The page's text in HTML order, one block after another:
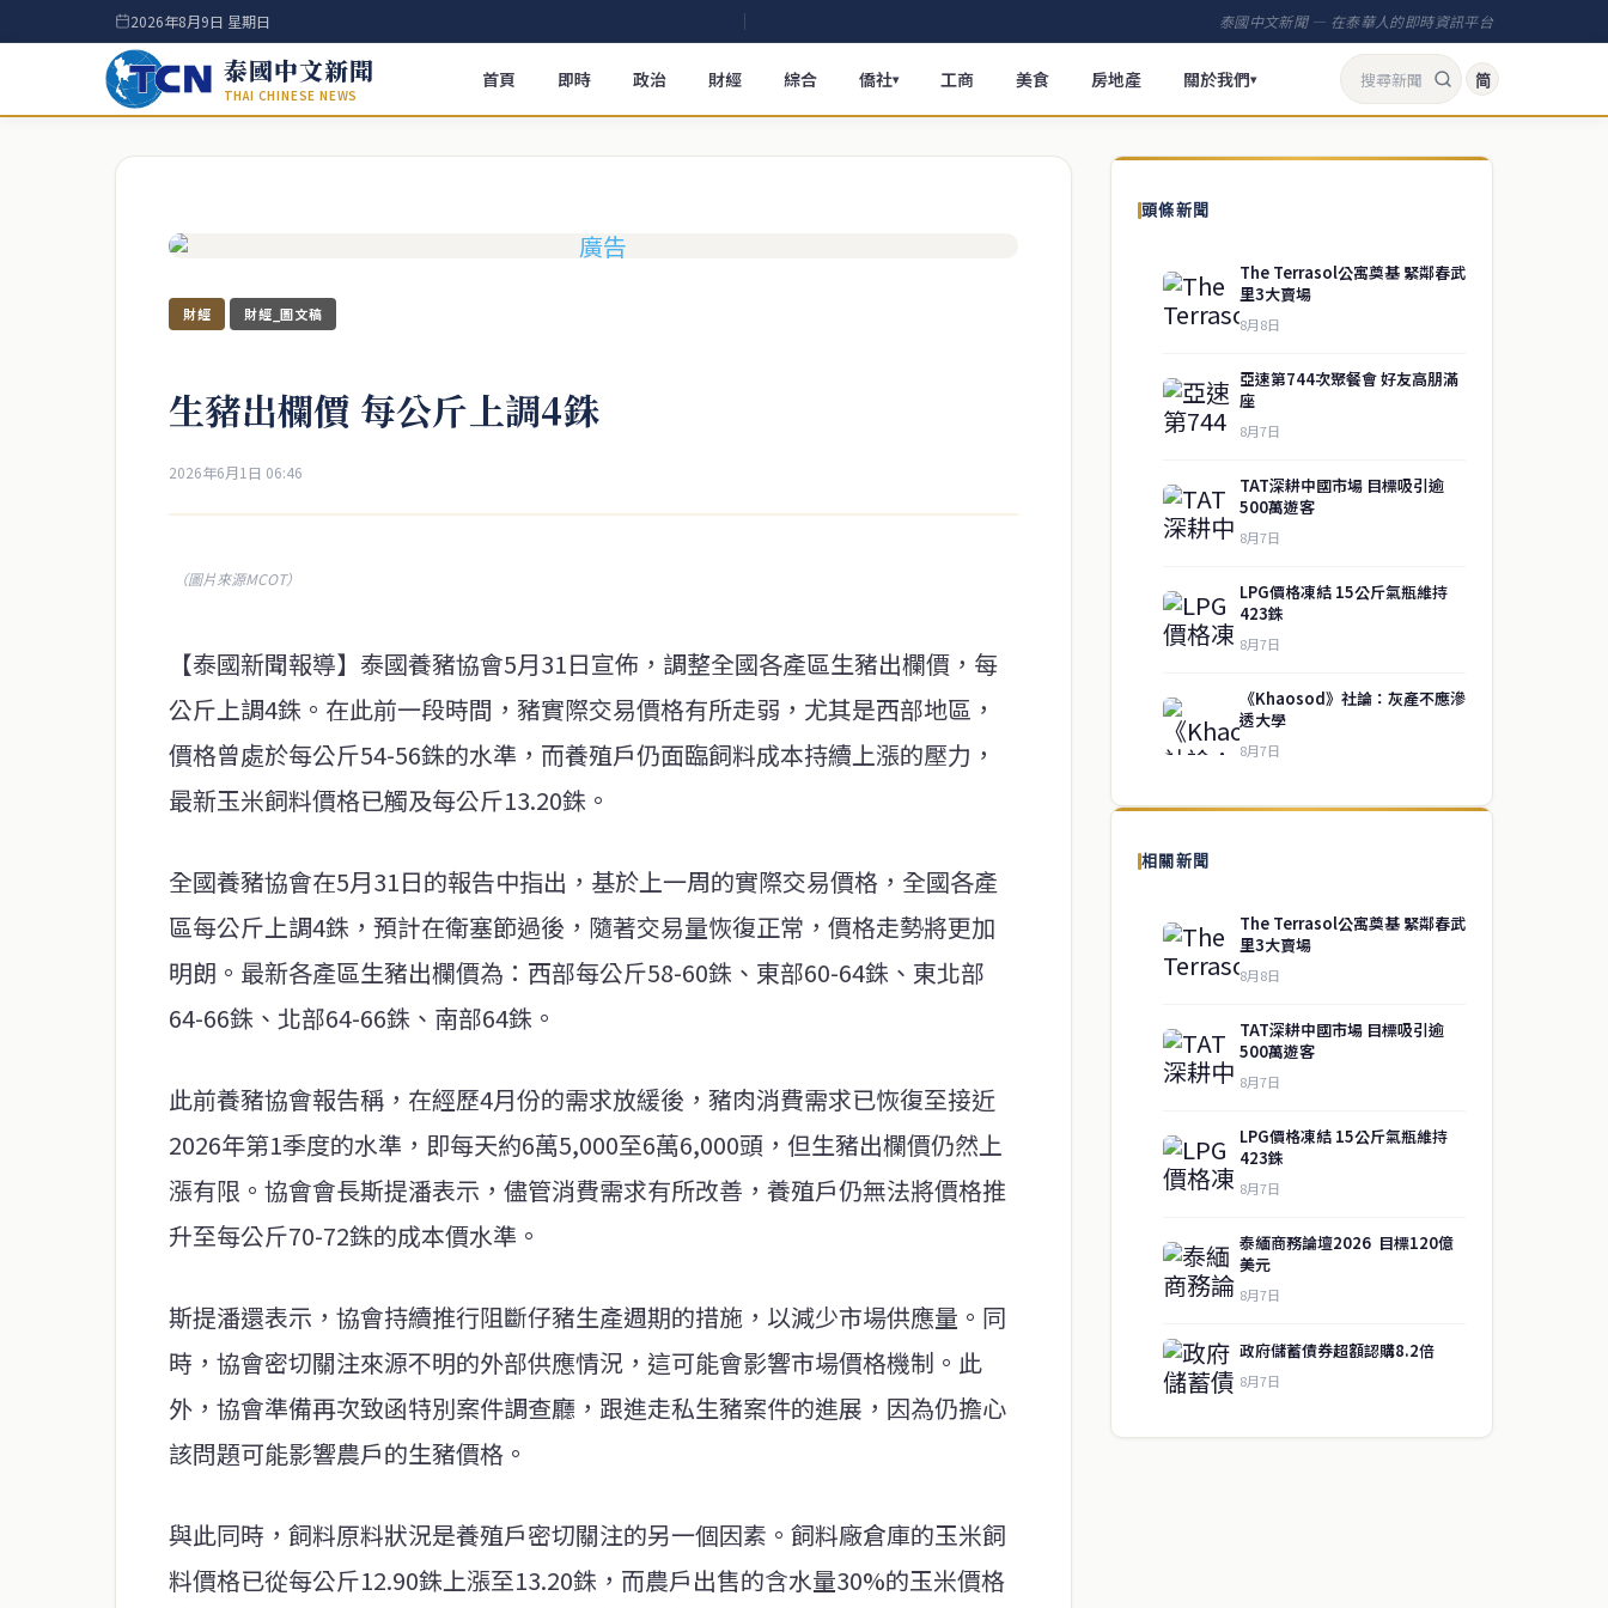
2026年8月9日 星期日 泰國中文新聞 — 在泰華人的即時資訊平台
泰國中文新聞
THAI CHINESE NEWS
首頁 即時 政治 財經 綜合 僑社▾ 工商 美食 房地產 關於我們▾ 简
財經 財經_圖文稿
生豬出欄價 每公斤上調4銖
2026年6月1日 06:46
（圖片來源MCOT）
【泰國新聞報導】泰國養豬協會5月31日宣佈，調整全國各產區生豬出欄價，每
公斤上調4銖。在此前一段時間，豬實際交易價格有所走弱，尤其是西部地區，
價格曾處於每公斤54-56銖的水準，而養殖戶仍面臨飼料成本持續上漲的壓力，
最新玉米飼料價格已觸及每公斤13.20銖。
全國養豬協會在5月31日的報告中指出，基於上一周的實際交易價格，全國各產
區每公斤上調4銖，預計在衛塞節過後，隨著交易量恢復正常，價格走勢將更加
明朗。最新各產區生豬出欄價為：西部每公斤58-60銖、東部60-64銖、東北部
64-66銖、北部64-66銖、南部64銖。
此前養豬協會報告稱，在經歷4月份的需求放緩後，豬肉消費需求已恢復至接近
2026年第1季度的水準，即每天約6萬5,000至6萬6,000頭，但生豬出欄價仍然上
漲有限。協會會長斯提潘表示，儘管消費需求有所改善，養殖戶仍無法將價格推
升至每公斤70-72銖的成本價水準。
斯提潘還表示，協會持續推行阻斷仔豬生產週期的措施，以減少市場供應量。同
時，協會密切關注來源不明的外部供應情況，這可能會影響市場價格機制。此
外，協會準備再次致函特別案件調查廳，跟進走私生豬案件的進展，因為仍擔心
該問題可能影響農戶的生豬價格。
與此同時，飼料原料狀況是養殖戶密切關注的另一個因素。飼料廠倉庫的玉米飼
料價格已從每公斤12.90銖上漲至13.20銖，而農戶出售的含水量30%的玉米價格
頭條新聞
The Terrasol公寓奠基 緊鄰春武
里3大賣場
8月8日
亞速第744次聚餐會 好友高朋滿
座
8月7日
TAT深耕中國市場 目標吸引逾
500萬遊客
8月7日
LPG價格凍結 15公斤氣瓶維持
423銖
8月7日
《Khaosod》社論：灰產不應滲
透大學
8月7日
相關新聞
The Terrasol公寓奠基 緊鄰春武
里3大賣場
8月8日
TAT深耕中國市場 目標吸引逾
500萬遊客
8月7日
LPG價格凍結 15公斤氣瓶維持
423銖
8月7日
泰緬商務論壇2026 目標120億
美元
8月7日
政府儲蓄債券超額認購8.2倍
8月7日